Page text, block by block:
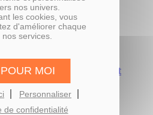
nos univers.
les cookies, vous
d'améliorer chaque
nos services.
MOI
Personnaliser
de confidentialité
Thème Coquelicot